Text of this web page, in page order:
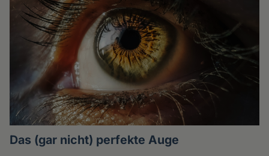
Das (gar nicht) perfekte Auge